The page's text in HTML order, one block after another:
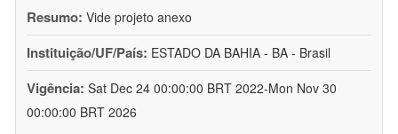
Resumo: Vide projeto anexo
Instituição/UF/País: ESTADO DA BAHIA - BA - Brasil
Vigência: Sat Dec 24 00:00:00 BRT 2022-Mon Nov 30
00:00:00 BRT 2026